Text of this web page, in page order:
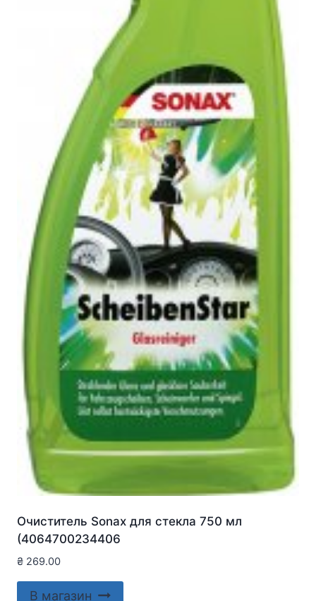
Очиститель Sonax для стекла 750 мл
(4064700234406
₴ 269.00
В магазин